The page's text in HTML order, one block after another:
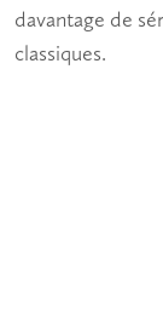
davantage de
classiques.